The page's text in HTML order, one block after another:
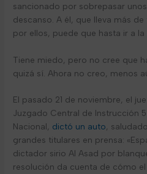
sancionado por sobrepasar
descanso. A él, que lleva más
por ellos, puede que hasta ir a la
Tiene miedo, pero no cree que
quizá sí. Ahora no creo, menos
El pasado 21 de noviembre, el
Juzgado Central de Instrucción
Nacional, dictó un auto,
grandes titulares en prensa:
dictador sirio Al Asad por
resolución da cuenta de cómo